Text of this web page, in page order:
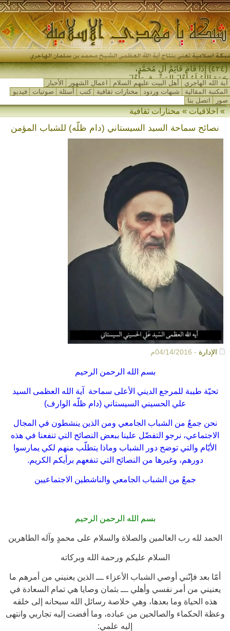
(٤٢٤) إِذَا قَامَ قَائِمُ آلِ مُحَمَّدٍ،
جَمَعَ اللهُ لَهُ أَهْلَ المَشْرِقِ وَأَهْلَ
المَغْرِبِ…
آية الله الهاجري أهل البيت عليهم السلام اعمال الشهور
الأخبار
المكتبة المقالية
شبهات وردود مختارات ثقافية كتب أسئلة صوتيات
فيديو
صور
اتصل بنا
» اخلاقيات » مختارات ثقافية
نصائح سماحة السيد السيستاني (دام ظلّه) للشباب المؤمن
الإدارة - 04/14/2016م
بسم الله الرحمن الرحيم
تحيّة طيبة للمرجع الديني الأعلى سماحة آية الله العظمى السيد
علي الحسيني السيستاني (دام ظلّه الوارف)
نحن جمعٌ من الشباب الجامعي ومن الذين ينشطون في المجال
الاجتماعي، نرجو التفضّل علينا ببعض النصائح التي تنفعنا في هذه
الأيّام والتي توضح دور الشباب وماذا يتطلّب منهم لكي يمارسوا
دورهم، وغيرها من النصائح التي تنفعهم برأيكم الكريم.
جمعٌ من الشباب الجامعي والناشطين الاجتماعيين
بسم الله الرحمن الرحيم
الحمد لله رب العالمين والصلاة والسلام على محمدٍ وآله الطاهرين
السلام عليكم ورحمة الله وبركاته
أمّا بعد فإنّني أوصي الشباب الأعزاء ـــ الذين يعنيني من أمرهم ما
يعنيني من أمر نفسي وأهلي ـــ بثمان وصايا هي تمام السعادة في
هذه الحياة وما بعدها، وهي خلاصة رسائل الله سبحانه إلى خلقه
وعظة الحكماء والصالحين من عباده، وما أفضت إليه تجاربي وانتهى
إليه علمي: